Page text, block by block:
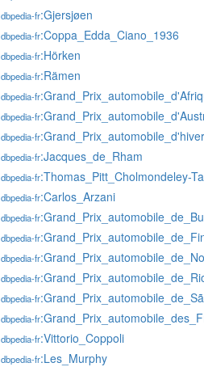
dbpedia-fr:Gjersjøen
dbpedia-fr:Coppa_Edda_Ciano_1936
dbpedia-fr:Hörken
dbpedia-fr:Rämen
dbpedia-fr
dbpedia-fr
dbpedia-fr
dbpedia-fr:Jacques_de_Rham
dbpedia-fr:Thomas_Pitt_Cholmondeley-
dbpedia-fr:Carlos_Arzani
dbpedia-fr
dbpedia-fr
dbpedia-fr
dbpedia-fr
dbpedia-fr
dbpedia-fr
dbpedia-fr:Vittorio_Coppoli
dbpedia-fr:Les_Murphy